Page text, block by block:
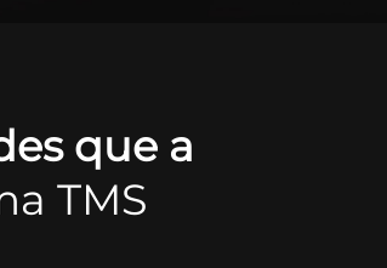
que a
TMS